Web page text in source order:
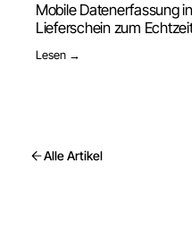
Mobile Datenerfassung
Lieferschein zum
Lesen →
Alle Artikel